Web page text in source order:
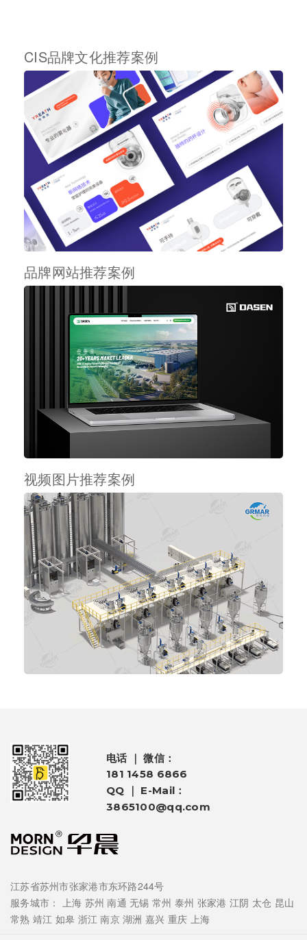
CIS品牌文化推荐案例
品牌网站推荐案例
视频图片推荐案例
电话 ｜ 微信：
181 1458 6866
QQ ｜ E-Mail：
3865100@qq.com
江苏省苏州市张家港市东环路244号
服务城市：
上海 苏州 南通 无锡 常州 泰州 张家港 江阴 太仓 昆山
常熟 靖江 如皋 浙江 南京 湖洲 嘉兴 重庆 上海